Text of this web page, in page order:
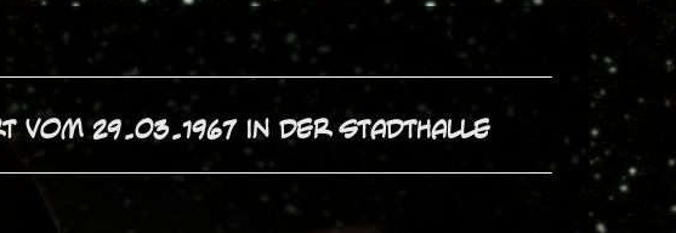
29.03.1967 in der Stadthalle